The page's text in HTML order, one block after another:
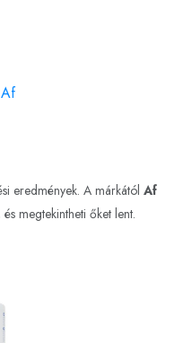
eredmények. A márkától Af
megtekintheti őket lent.